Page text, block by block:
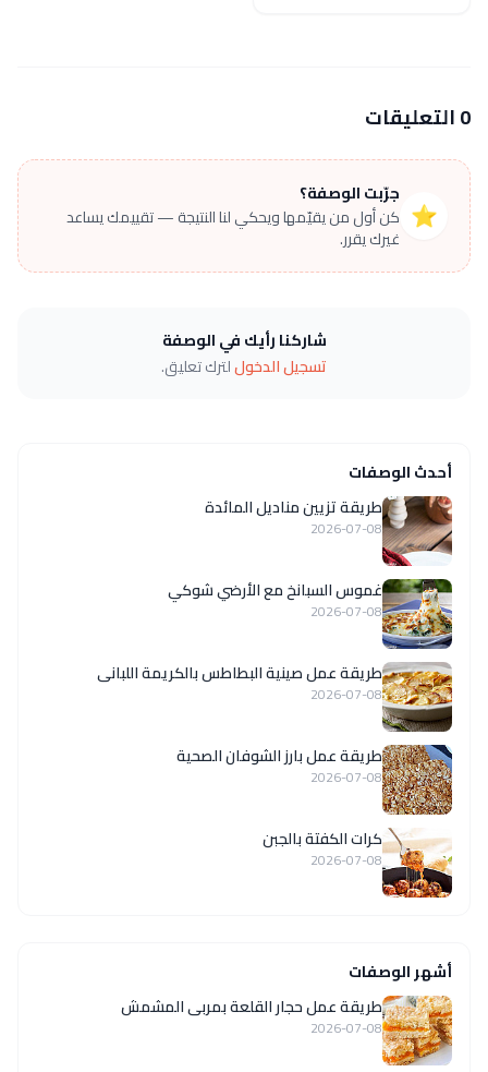
0 التعليقات
⭐
جرّبت الوصفة؟
كن أول من يقيّمها ويحكي لنا النتيجة — تقييمك يساعد
غيرك يقرر.
شاركنا رأيك في الوصفة
تسجيل الدخوللترك تعليق.
أحدث الوصفات
طريقة تزيين مناديل المائدة
2026-07-08
غموس السبانخ مع الأرضي شوكي
2026-07-08
طريقة عمل صينية البطاطس بالكريمة اللبانى
2026-07-08
طريقة عمل بارز الشوفان الصحية
2026-07-08
كرات الكفتة بالجبن
2026-07-08
أشهر الوصفات
طريقة عمل حجار القلعة بمربى المشمش
2026-07-08